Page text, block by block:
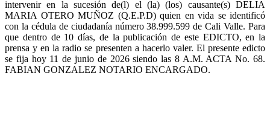
intervenir en la sucesión de(l) el (la) (los) causante(s) DELIA
MARIA OTERO MUÑOZ (Q.E.P.D) quien en vida se identificó
con la cédula de ciudadanía número 38.999.599 de Cali Valle. Para
que dentro de 10 días, de la publicación de este EDICTO, en la
prensa y en la radio se presenten a hacerlo valer. El presente edicto
se fija hoy 11 de junio de 2026 siendo las 8 A.M. ACTA No. 68.
FABIAN GONZALEZ NOTARIO ENCARGADO.